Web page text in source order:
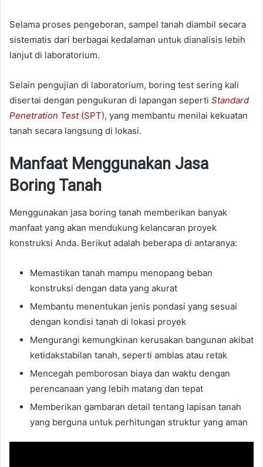
Selama proses pengeboran, sampel tanah diambil secara
sistematis dari berbagai kedalaman untuk dianalisis lebih
lanjut di laboratorium.
Selain pengujian di laboratorium, boring test sering kali
disertai dengan pengukuran di lapangan seperti Standard
Penetration Test(SPT), yang membantu menilai kekuatan
tanah secara langsung di lokasi.
Manfaat Menggunakan Jasa
Boring Tanah
Menggunakan jasa boring tanah memberikan banyak
manfaat yang akan mendukung kelancaran proyek
konstruksi Anda. Berikut adalah beberapa di antaranya:
Memastikan tanah mampu menopang beban
konstruksi dengan data yang akurat
Membantu menentukan jenis pondasi yang sesuai
dengan kondisi tanah di lokasi proyek
Mengurangi kemungkinan kerusakan bangunan akibat
ketidakstabilan tanah, seperti amblas atau retak
Mencegah pemborosan biaya dan waktu dengan
perencanaan yang lebih matang dan tepat
Memberikan gambaran detail tentang lapisan tanah
yang berguna untuk perhitungan struktur yang aman